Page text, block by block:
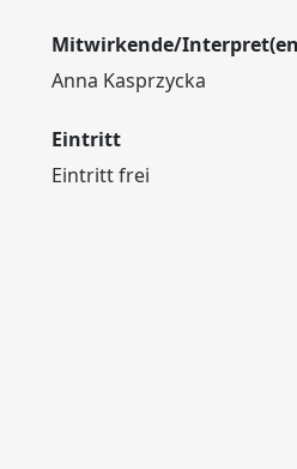
Mitwirkende/
Anna Kasprzycka
Eintritt
Eintritt frei